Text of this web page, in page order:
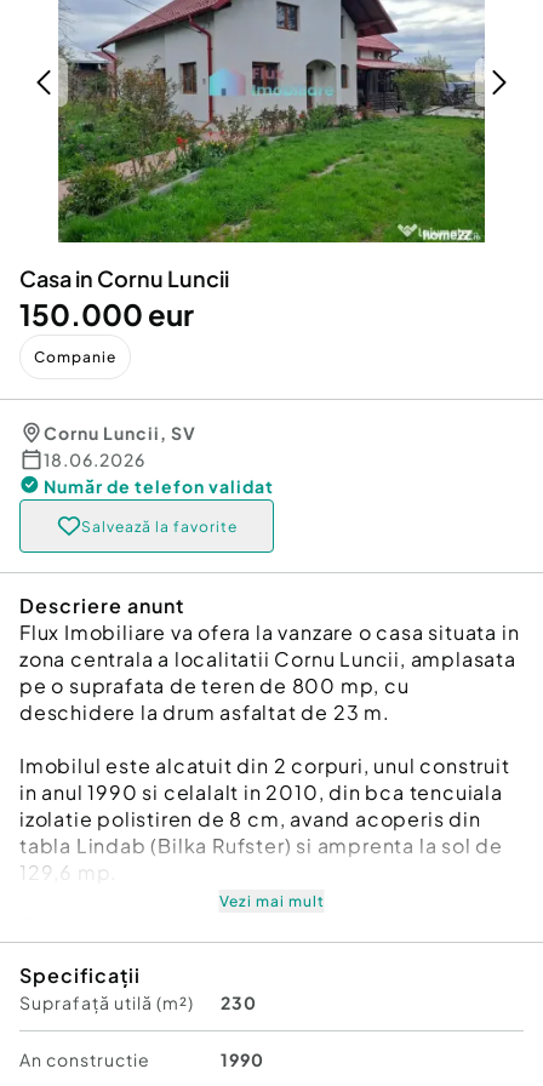
Servicii
Animale de companie
Afaceri și echipamente profesionale
Inchiriere Bunuri si Vehicule
Utilaje agricole si industriale
Piese auto si accesorii
Dacia Duster
Casa in Cornu Luncii
150.000 eur
Companie
Cornu Luncii, SV
18.06.2026
Număr de telefon validat
Salvează la favorite
Descriere anunt
Flux Imobiliare va ofera la vanzare o casa situata in
zona centrala a localitatii Cornu Luncii, amplasata
pe o suprafata de teren de 800 mp, cu
deschidere la drum asfaltat de 23 m.
Imobilul este alcatuit din 2 corpuri, unul construit
in anul 1990 si celalalt in 2010, din bca tencuiala
izolatie polistiren de 8 cm, avand acoperis din
tabla Lindab (Bilka Rufster) si amprenta la sol de
129,6 mp.
La parter- bucatarie, baie, living spatiu pentru
servit masa, hol, un dormitor mare, un dormitor
mic, dressing.
Mansarda este necompartimentata.
Vezi mai mult
Specificații
Suprafață utilă (m²) 230
An constructie 1990